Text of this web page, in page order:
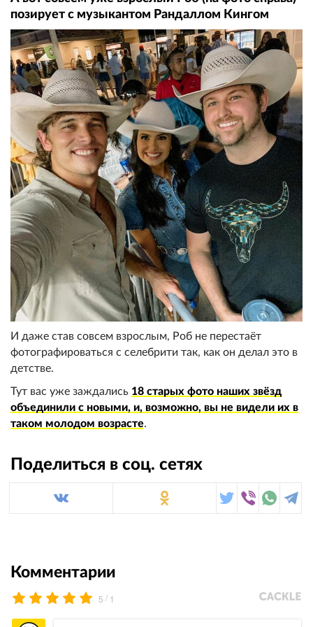
позирует с музыкантом Рандаллом Кингом
И даже став совсем взрослым, Роб не перестаёт
фотографироваться с селебрити так, как он делал это в
детстве.
Тут вас уже заждались 18 старых фото наших звёзд
объединили с новыми, и, возможно, вы не видели их в
таком молодом возрасте.
Поделиться в соц. сетях
Комментарии
5 / 1